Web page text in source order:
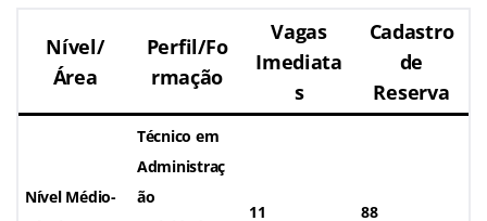
Nível/
Área
Perfil/Fo
rmação
Vagas
Imediata
s
Cadastro
de
Reserva
Nível Médio-
Técnico em
Administraç
ão
11 88